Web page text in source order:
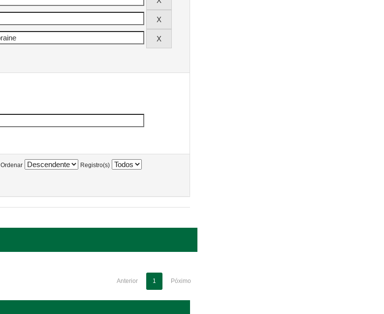
Ordenar Registro(s)
Anterior 1 Póximo